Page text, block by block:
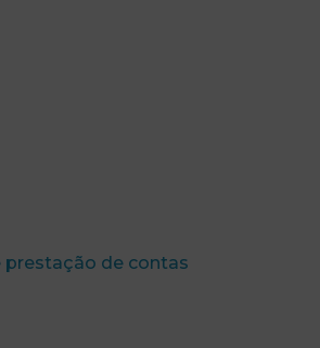
prestação de contas